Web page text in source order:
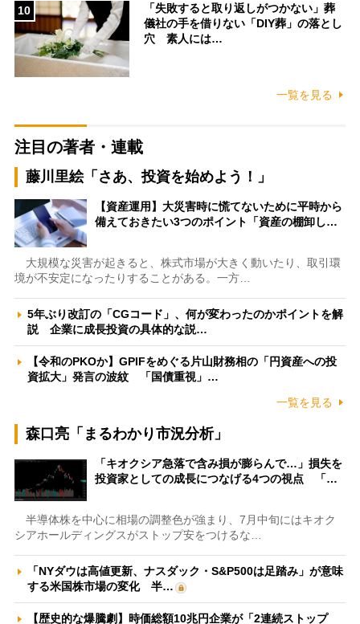
10
「失敗すると取り返しがつかない」葬
儀社の手を借りない「DIY葬」の落とし
穴 素人には…
一覧を見る
注目の著者・連載
藤川里絵「さあ、投資を始めよう！」
【資産運用】大災害時に慌てないために平時から
備えておきたい3つのポイント「資産の棚卸し…
大規模な災害が起きると、株式市場が大きく動いたり、取引環
境が不安定になったりすることがある。一方…
5年ぶり改訂の「CGコード」、何が変わったのかポイントを解
説 企業に成長投資の具体的な説…
【令和のPKOか】GPIFをめぐる片山財務相の「円資産への投
資拡大」発言の波紋 「国債重視」…
一覧を見る
森口亮「まるわかり市況分析」
「キオクシア急落で含み損が膨らんで…」損失を
投資家としての成長につなげる4つの視点 「…
半導体株を中心に相場の調整色が強まり、7月中旬にはキオク
シアホールディングスがストップ安をつけるな…
「NYダウは高値更新、ナスダック・S&P500は足踏み」が意味
する米国株市場の変化 半…
【歴史的な爆騰劇】時価総額10兆円企業が「2連続ストップ